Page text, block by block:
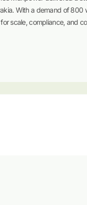
With a demand of
scale, compliance, and